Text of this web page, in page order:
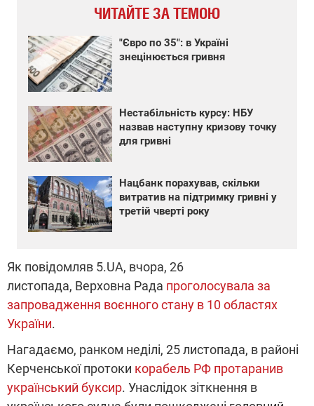
ЧИТАЙТЕ ЗА ТЕМОЮ
"Євро по 35": в Україні
знецінюється гривня
Нестабільність курсу: НБУ
назвав наступну кризову точку
для гривні
Нацбанк порахував, скільки
витратив на підтримку гривні у
третій чверті року
Як повідомляв 5.UA, вчора, 26
листопада, Верховна Рада проголосувала за
запровадження воєнного стану в 10 областях
України.
Нагадаємо, ранком неділі, 25 листопада, в районі
Керченської протоки корабель РФ протаранив
український буксир. Унаслідок зіткнення в